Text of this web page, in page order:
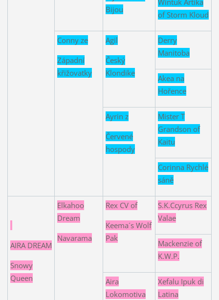
Bijou
Wintuk Artika
of Storm Kloud
Conny ze
Západní
křižovatky
Agil
Český
Klondike
Derry
Manitoba
Akea na
Hořence
Ayrin z
Červené
hospody
Mister T
Grandson of
Kaitu
Corinna Rychlé
sáně
AIRA DREAM
Snowy
Queen
Elkahoo
Dream
Navarama
Rex CV of
Keema´s Wolf
Pak
S.K.Ccyrus Rex
Valae
Mackenzie of
K.W.P.
Aira
Lokomotiva
Xefalu Ipuk di
Latina